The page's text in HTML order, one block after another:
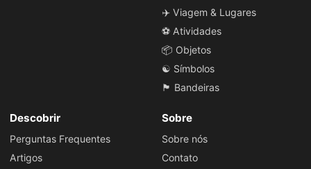
✈️ Viagem & Lugares
⚽ Atividades
📦 Objetos
☯️ Símbolos
🏴 Bandeiras
Descobrir
Perguntas Frequentes
Artigos
Sobre
Sobre nós
Contato